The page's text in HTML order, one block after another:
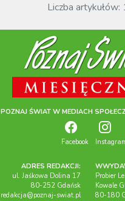
Liczba artykułów:
POZNAJ ŚWIAT W MEDIACH
Facebook
ADRES REDAKCJI:
ul. Jaśkowa Dolina 17
80-252 Gdańsk
redakcja@poznaj-swiat.pl
Probier
Kowale
80-180